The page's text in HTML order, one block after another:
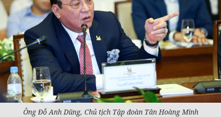
Ông Đỗ Anh Dũng, Chủ tịch Tập đoàn Tân Hoàng Minh